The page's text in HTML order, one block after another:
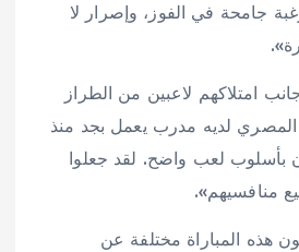
جامحة في الفوز، وإصرار لا
امتلاكهم لاعبين من الطراز
المصري لديه مدرب يعمل بجد منذ
بأسلوب لعب واضح. لقد جعلوا
منافسيهم».
هذه المباراة مختلفة عن